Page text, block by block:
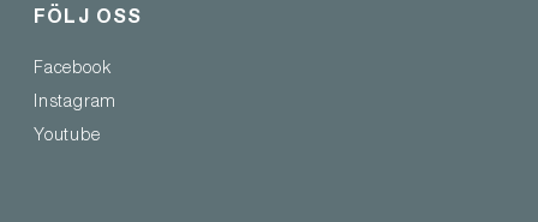
FÖLJ OSS
Facebook
Instagram
Youtube